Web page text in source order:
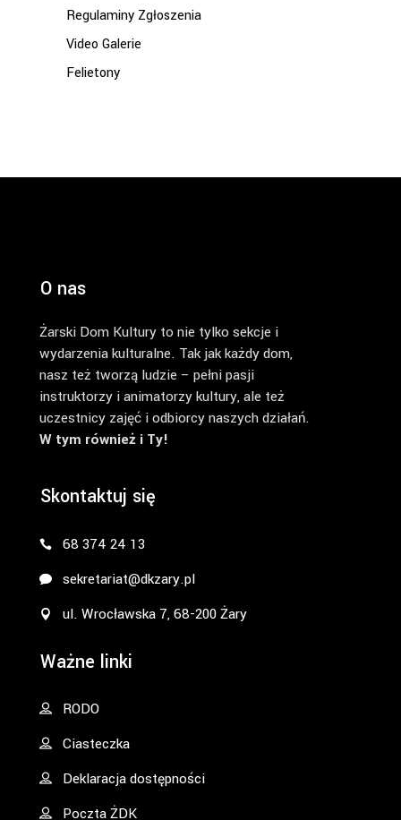
Regulaminy Zgłoszenia
Video Galerie
Felietony
O nas
Żarski Dom Kultury to nie tylko sekcje i
wydarzenia kulturalne. Tak jak każdy dom,
nasz też tworzą ludzie – pełni pasji
instruktorzy i animatorzy kultury, ale też
uczestnicy zajęć i odbiorcy naszych działań.
W tym również i Ty!
Skontaktuj się
68 374 24 13
sekretariat@dkzary.pl
ul. Wrocławska 7, 68-200 Żary
Ważne linki
RODO
Ciasteczka
Deklaracja dostępności
Poczta ŻDK